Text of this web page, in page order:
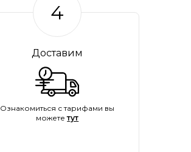
4
Доставим
Ознакомиться с тарифами вы
можететут